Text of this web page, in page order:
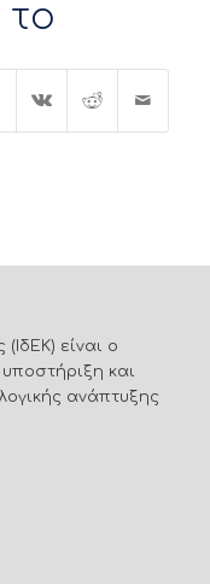
(ΙδΕΚ) είναι ο
και
ανάπτυξης